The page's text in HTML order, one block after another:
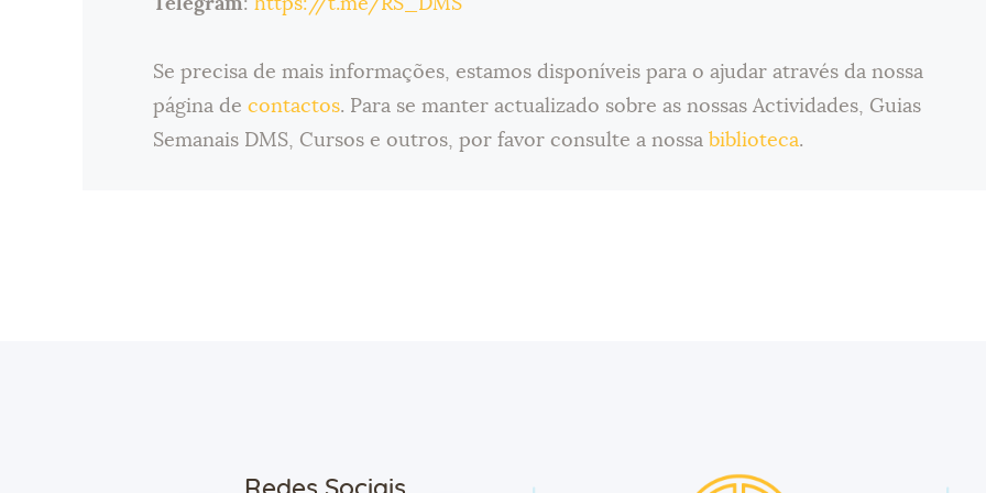
Telegram:https://t.me/RS_DMS
Se precisa de mais informações, estamos disponíveis para o ajudar através da nossa
página decontactos. Para se manter actualizado sobre as nossas Actividades, Guias
Semanais DMS, Cursos e outros, por favor consulte a nossa biblioteca.